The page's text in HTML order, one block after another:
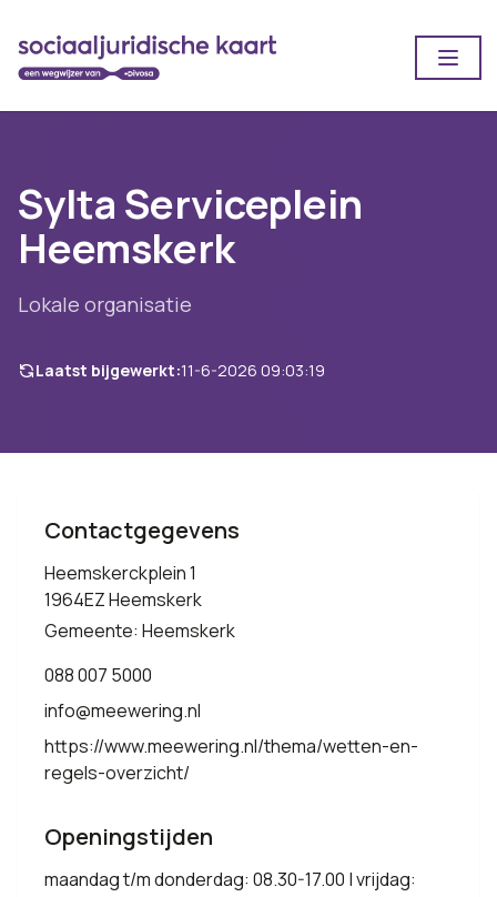
Sylta Serviceplein
Heemskerk
Lokale organisatie
Laatst bijgewerkt:11-6-2026 09:03:19
Contactgegevens
Heemskerckplein 1
1964EZ Heemskerk
Gemeente: Heemskerk
088 007 5000
info@meewering.nl
https://www.meewering.nl/thema/wetten-en-
regels-overzicht/
Openingstijden
maandag t/m donderdag: 08.30-17.00 | vrijdag: